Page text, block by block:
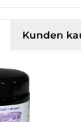
Kunden